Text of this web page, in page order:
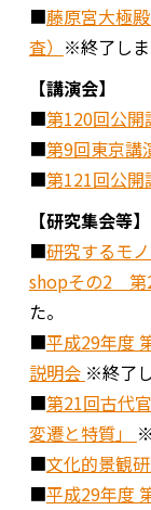
■藤原宮大極
査） ※終了しま
【講演会】
■第120回公開
■第9回東京講
■第121回公開
【研究集会等】
■研究するモ
shopその2 第
た。
■平成29年度
説明会 ※終了
■第21回古代
変遷と特質」
■文化的景観
■平成29年度